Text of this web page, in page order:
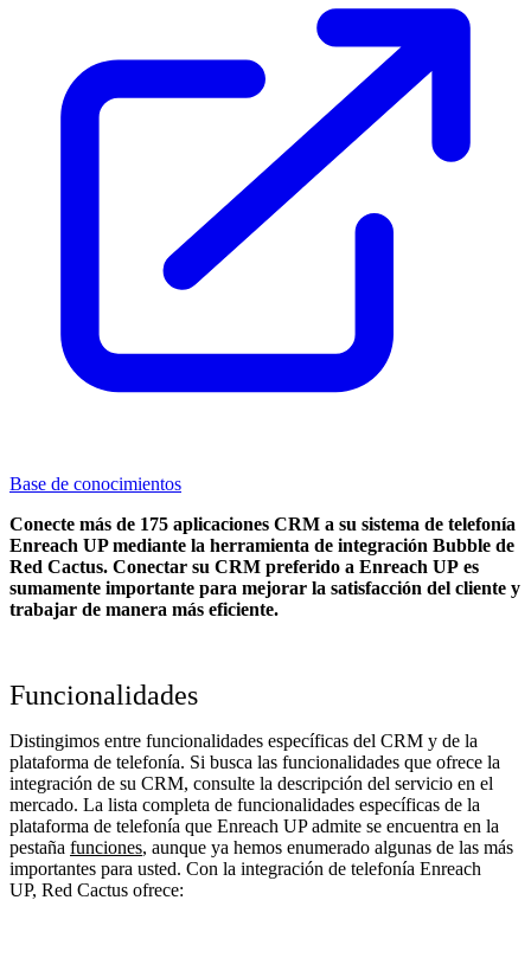
Base de conocimientos
Conecte más de 175 aplicaciones CRM a su sistema de telefonía
Enreach UP mediante la herramienta de integración Bubble de
Red Cactus. Conectar su CRM preferido a Enreach UP es
sumamente importante para mejorar la satisfacción del cliente y
trabajar de manera más eficiente.
Funcionalidades
Distingimos entre funcionalidades específicas del CRM y de la
plataforma de telefonía. Si busca las funcionalidades que ofrece la
integración de su CRM, consulte la descripción del servicio en el
mercado. La lista completa de funcionalidades específicas de la
plataforma de telefonía que Enreach UP admite se encuentra en la
pestaña funciones, aunque ya hemos enumerado algunas de las más
importantes para usted. Con la integración de telefonía Enreach
UP, Red Cactus ofrece: